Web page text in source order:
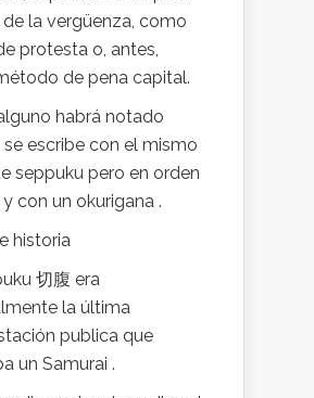
de la vergüenza, como
protesta o, antes,
de pena capital.
habrá notado
se escribe con el mismo
seppuku pero en orden
con un okurigana .
historia
切腹 era
la última
publica que
un Samurai .